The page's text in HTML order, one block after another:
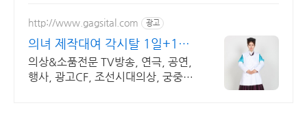
http://www.gagsital.com 광고
의녀 제작대여 각시탈 1일+1일
행사 기본2박3일로
의상&소품전문 TV방송, 연극, 공연,
행사, 광고CF, 조선시대의상, 궁중의